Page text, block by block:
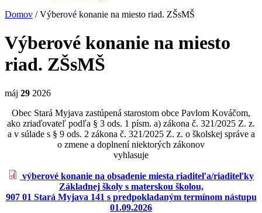
Domov /Výberové konanie na miesto riad. ZŠsMŠ
Výberové konanie na miesto
riad. ZŠsMŠ
máj 29 2026
Obec Stará Myjava zastúpená starostom obce Pavlom Kováčom,
ako zriaďovateľ podľa § 3 ods. 1 písm. a) zákona č. 321/2025 Z. z.
a v súlade s § 9 ods. 2 zákona č. 321/2025 Z. z. o školskej správe a
o zmene a doplnení niektorých zákonov
vyhlasuje
výberové konanie na obsadenie miesta riaditeľa/riaditeľky
Základnej školy s materskou školou,
907 01 Stará Myjava 141 s predpokladaným termínom nástupu
01.09.2026